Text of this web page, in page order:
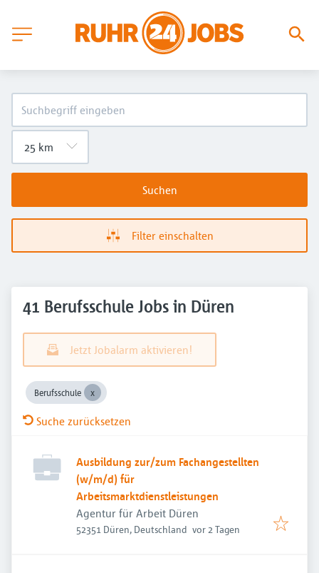
Suchen
Filter einschalten
41 Berufsschule Jobs in Düren
Jetzt Jobalarm aktivieren!
Berufsschule
Suche zurücksetzen
Ausbildung zur/zum Fachangestellten
(w/m/d) für
Arbeitsmarktdienstleistungen
Agentur für Arbeit Düren
52351 Düren, Deutschland Veröffentlicht
vor 2 Tagen